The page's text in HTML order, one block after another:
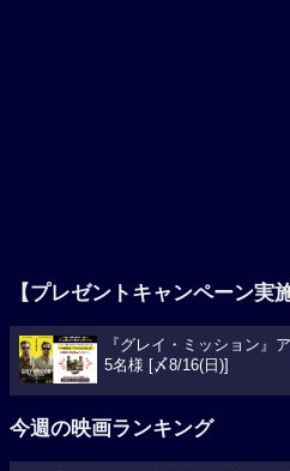
【プレゼントキャンペーン実
『グレイ・ミッション』
5名様 [〆8/16(日)]
今週の映画ランキング